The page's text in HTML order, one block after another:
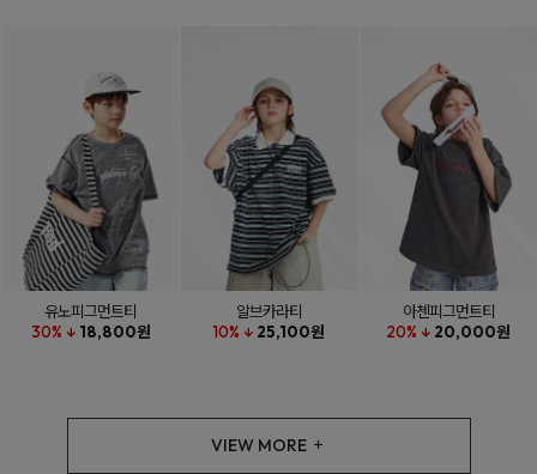
유노피그먼트티
30% ↓ 18,800원
알브카라티
10% ↓ 25,100원
아첸피그먼트티
20% ↓ 20,000원
VIEW MORE